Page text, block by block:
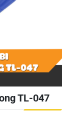
TL-047